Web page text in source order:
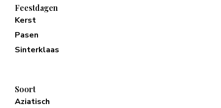
Feestdagen
Kerst
Pasen
Sinterklaas
Soort
Aziatisch